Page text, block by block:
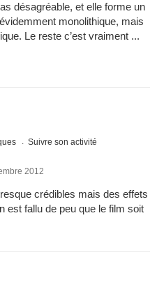
désagréable, et elle forme un
monolithique, mais
Le reste c’est vraiment ...
Suivre son activité
2012
crédibles mais des effets
est fallu de peu que le film soit